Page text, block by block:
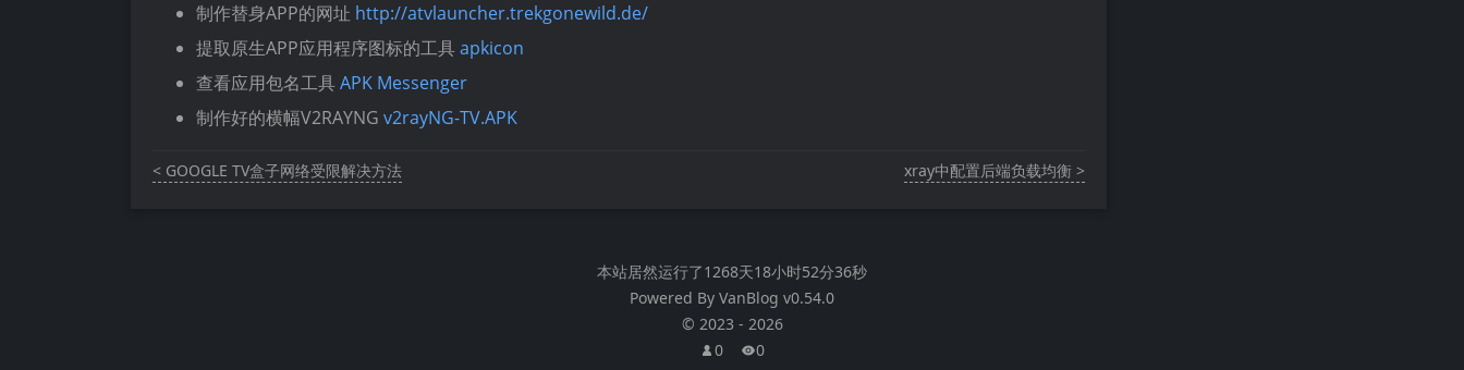
制作替身APP的网址 http://atvlauncher.trekgonewild.de/
提取原生APP应用程序图标的工具apkicon
查看应用包名工具APK Messenger
制作好的横幅V2RAYNG v2rayNG-TV.APK
< GOOGLE TV盒子网络受限解决方法 xray中配置后端负载均衡 >
本站居然运行了1268天18小时52分36秒
Powered By VanBlog v0.54.0
© 2023 - 2026
0
0